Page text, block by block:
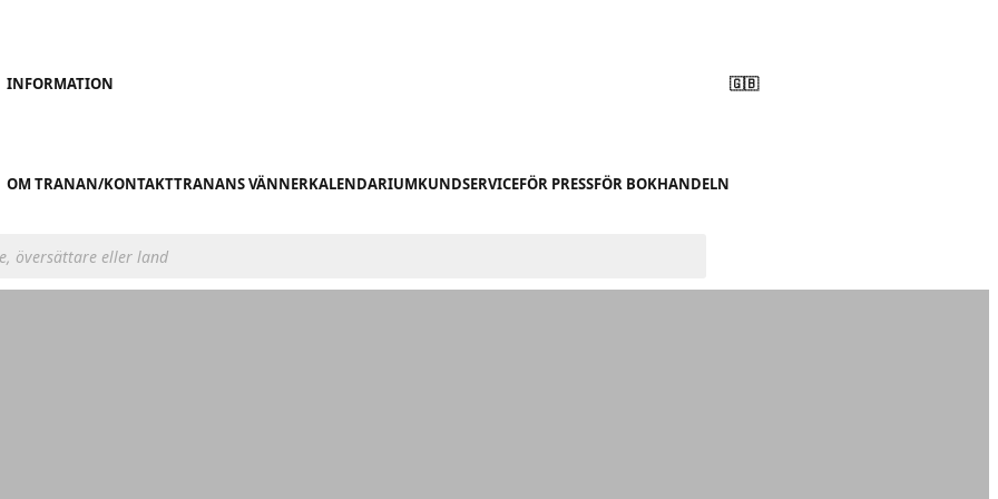
INFORMATION
OM TRANAN/KONTAKTTRANANS VÄNNERKALENDARIUMKUNDSERVICEFÖR PRESSFÖR BOKHANDELN
🇬🇧